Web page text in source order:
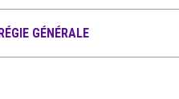
GÉNÉRALE